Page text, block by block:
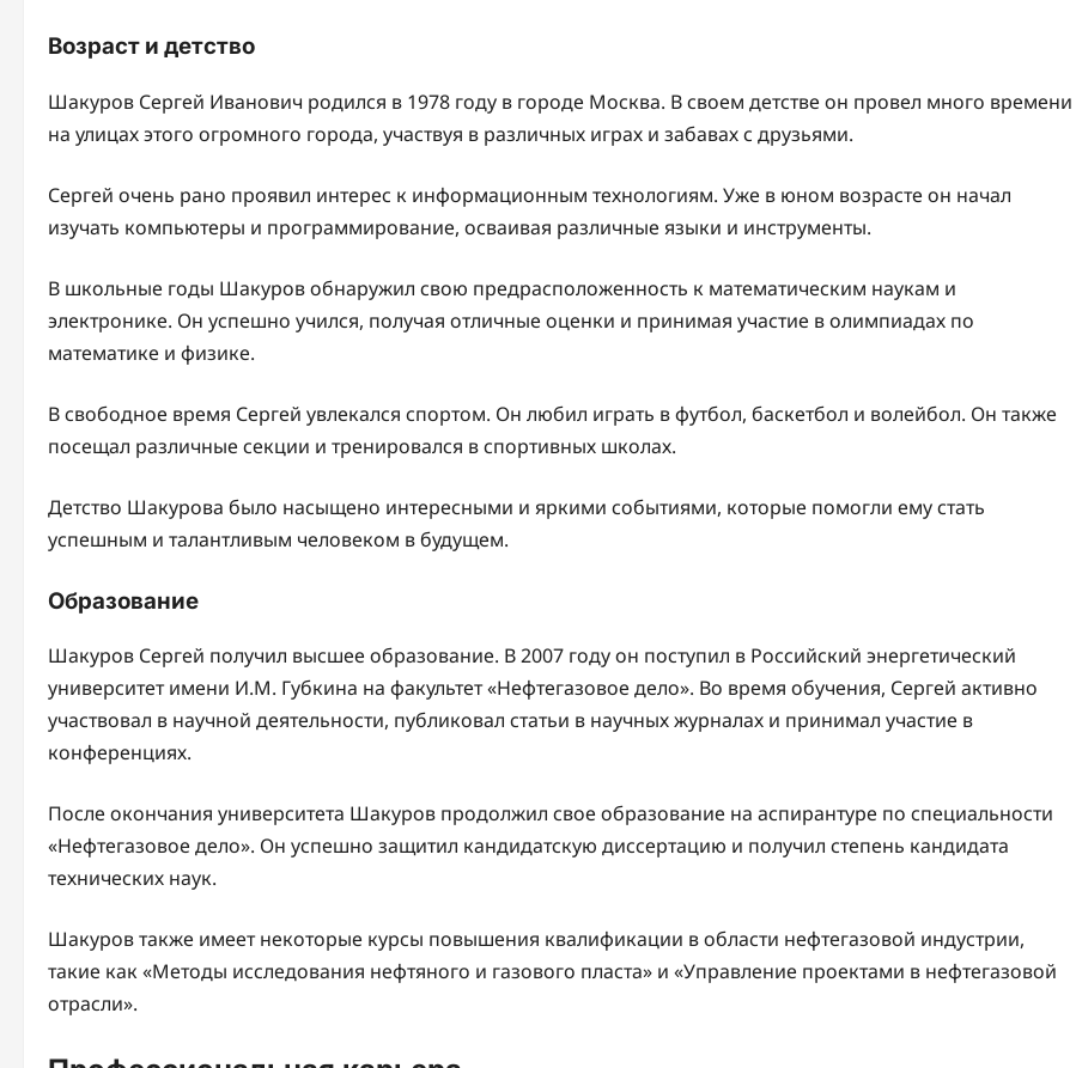
Возраст и детство
Шакуров Сергей Иванович родился в 1978 году в городе Москва. В своем детстве он провел много времени
на улицах этого огромного города, участвуя в различных играх и забавах с друзьями.
Сергей очень рано проявил интерес к информационным технологиям. Уже в юном возрасте он начал
изучать компьютеры и программирование, осваивая различные языки и инструменты.
В школьные годы Шакуров обнаружил свою предрасположенность к математическим наукам и
электронике. Он успешно учился, получая отличные оценки и принимая участие в олимпиадах по
математике и физике.
В свободное время Сергей увлекался спортом. Он любил играть в футбол, баскетбол и волейбол. Он также
посещал различные секции и тренировался в спортивных школах.
Детство Шакурова было насыщено интересными и яркими событиями, которые помогли ему стать
успешным и талантливым человеком в будущем.
Образование
Шакуров Сергей получил высшее образование. В 2007 году он поступил в Российский энергетический
университет имени И.М. Губкина на факультет «Нефтегазовое дело». Во время обучения, Сергей активно
участвовал в научной деятельности, публиковал статьи в научных журналах и принимал участие в
конференциях.
После окончания университета Шакуров продолжил свое образование на аспирантуре по специальности
«Нефтегазовое дело». Он успешно защитил кандидатскую диссертацию и получил степень кандидата
технических наук.
Шакуров также имеет некоторые курсы повышения квалификации в области нефтегазовой индустрии,
такие как «Методы исследования нефтяного и газового пласта» и «Управление проектами в нефтегазовой
отрасли».